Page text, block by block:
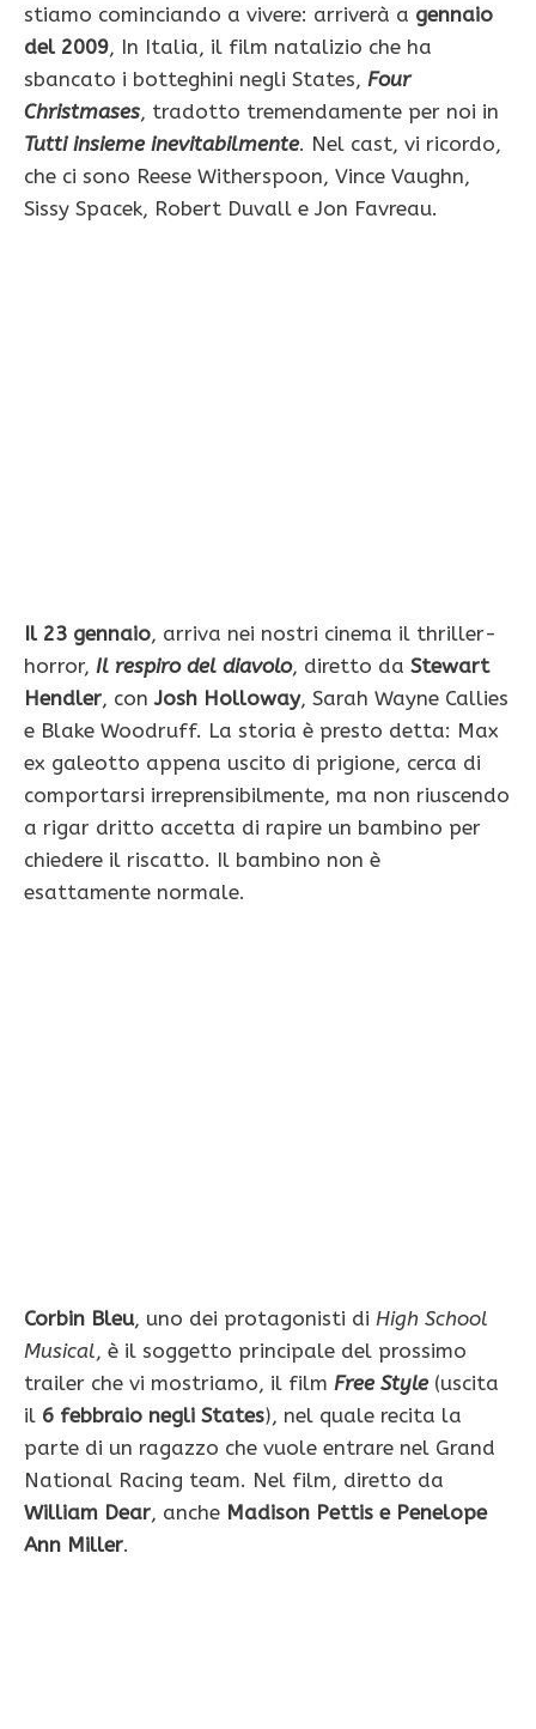
stiamo cominciando a vivere: arriverà a gennaio
del 2009, In Italia, il film natalizio che ha
sbancato i botteghini negli States, Four
Christmases, tradotto tremendamente per noi in
Tutti insieme inevitabilmente. Nel cast, vi ricordo,
che ci sono Reese Witherspoon, Vince Vaughn,
Sissy Spacek, Robert Duvall e Jon Favreau.
Il 23 gennaio, arriva nei nostri cinema il thriller-
horror, Il respiro del diavolo, diretto da Stewart
Hendler, conJosh Holloway, Sarah Wayne Callies
e Blake Woodruff. La storia è presto detta: Max
ex galeotto appena uscito di prigione, cerca di
comportarsi irreprensibilmente, ma non riuscendo
a rigar dritto accetta di rapire un bambino per
chiedere il riscatto. Il bambino non è
esattamente normale.
Corbin Bleu, uno dei protagonisti di High School
Musical, è il soggetto principale del prossimo
trailer che vi mostriamo, il film Free Style(uscita
il 6 febbraio negli States), nel quale recita la
parte di un ragazzo che vuole entrare nel Grand
National Racing team. Nel film, diretto da
William Dear, anche Madison Pettis e Penelope
Ann Miller.